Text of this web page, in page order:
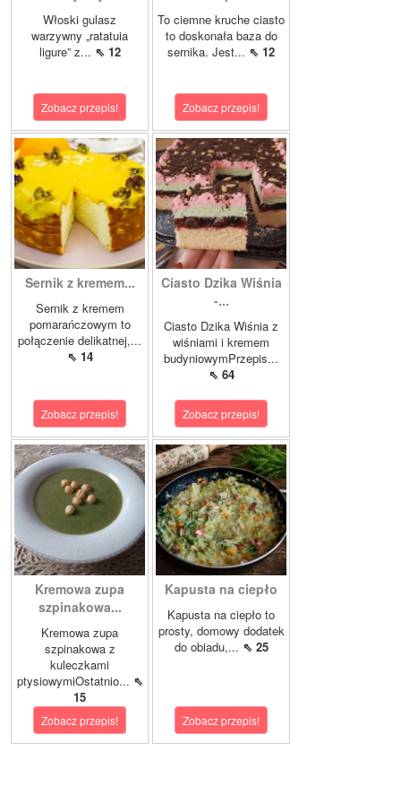
Włoski gulasz
warzywny „ratatuia
ligure” z... ⇖ 12
Zobacz przepis!
To ciemne kruche ciasto
to doskonała baza do
sernika. Jest... ⇖ 12
Zobacz przepis!
Sernik z kremem...
Sernik z kremem
pomarańczowym to
połączenie delikatnej,...
⇖ 14
Zobacz przepis!
Ciasto Dzika Wiśnia
-...
Ciasto Dzika Wiśnia z
wiśniami i kremem
budyniowymPrzepis...
⇖ 64
Zobacz przepis!
Kremowa zupa
szpinakowa...
Kremowa zupa
szpinakowa z
kuleczkami
ptysiowymiOstatnio... ⇖
15
Zobacz przepis!
Kapusta na ciepło
Kapusta na ciepło to
prosty, domowy dodatek
do obiadu,... ⇖ 25
Zobacz przepis!